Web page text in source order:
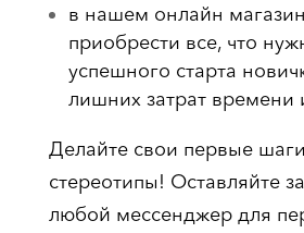
в нашем онлайн
приобрести все, что
успешного старта
лишних затрат времени
Делайте свои первые
стереотипы! Оставляйте
любой мессенджер для